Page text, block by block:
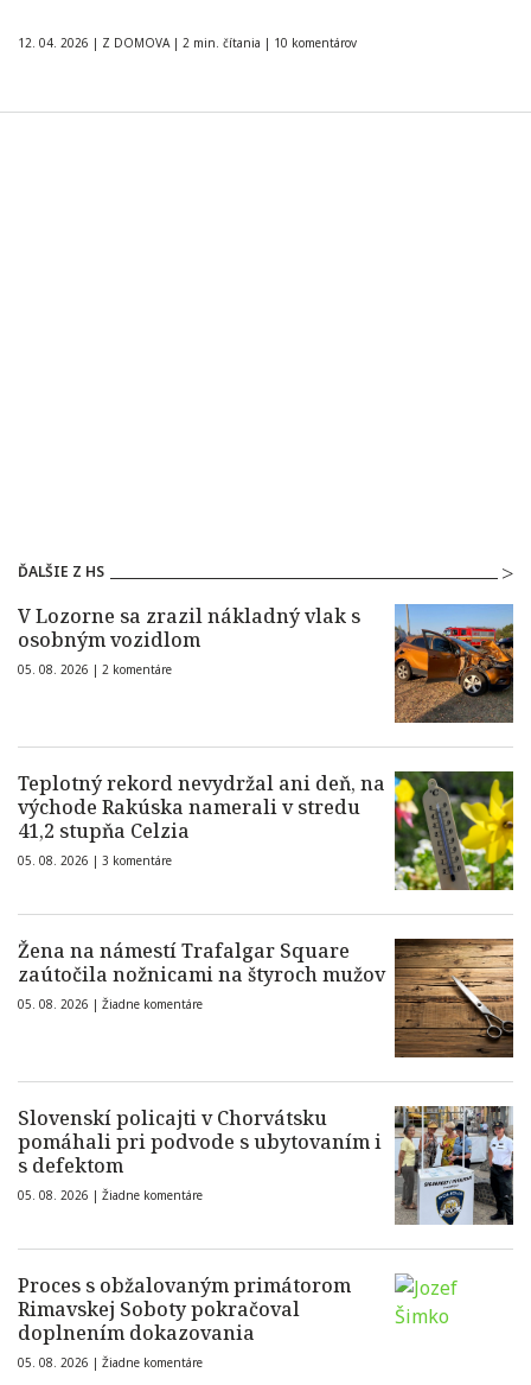
12. 04. 2026 | Z DOMOVA | 2 min. čítania | 10 komentárov
ĎALŠIE Z HS
V Lozorne sa zrazil nákladný vlak s
osobným vozidlom
05. 08. 2026 | 2 komentáre
Teplotný rekord nevydržal ani deň, na
východe Rakúska namerali v stredu
41,2 stupňa Celzia
05. 08. 2026 | 3 komentáre
Žena na námestí Trafalgar Square
zaútočila nožnicami na štyroch mužov
05. 08. 2026 | Žiadne komentáre
Slovenskí policajti v Chorvátsku
pomáhali pri podvode s ubytovaním i
s defektom
05. 08. 2026 | Žiadne komentáre
Proces s obžalovaným primátorom
Rimavskej Soboty pokračoval
doplnením dokazovania
05. 08. 2026 | Žiadne komentáre